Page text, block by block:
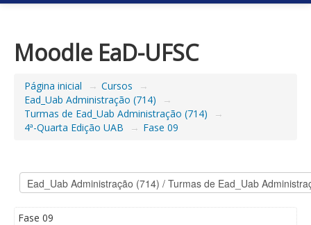
Moodle EaD-UFSC
Página inicial → Cursos
→
Ead_Uab Administração (714)
→
Turmas de Ead_Uab Administração (714)
→
4ª-Quarta Edição UAB
→ Fase 09
Fase 09